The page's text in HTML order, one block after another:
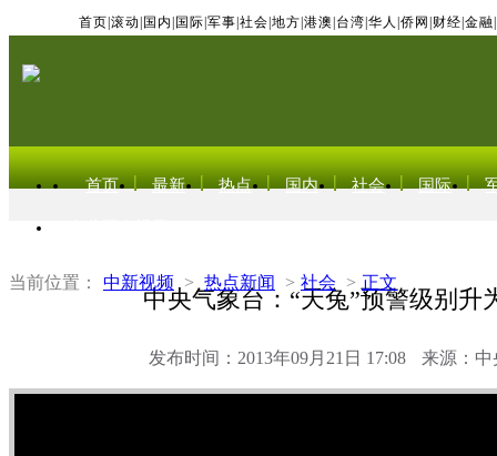
首页 滚动 国内 国际 军事 社会 地方 港澳 台湾 华人 侨网 财经 金融
首页 最新 热点 国内 社会 国际
当前位置： 中新视频 > 热点新闻 > 社会 > 正文
中央气象台：“天兔”预警级别升
发布时间：2013年09月21日 17:08 来源：中